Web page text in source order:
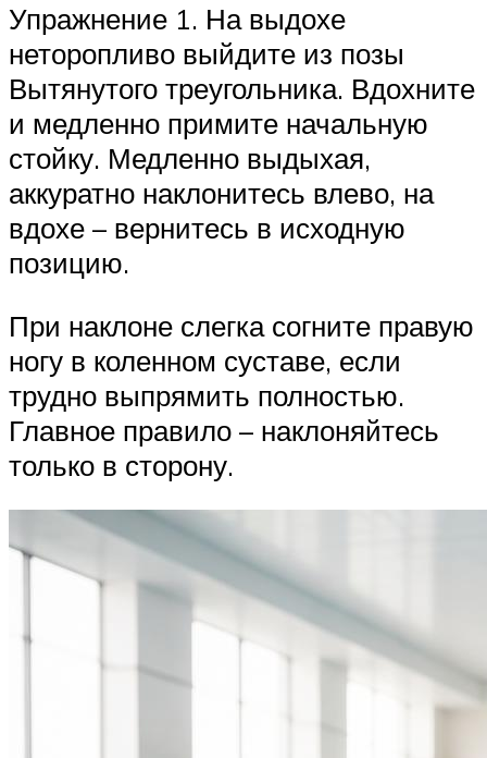
Упражнение 1. На выдохе
неторопливо выйдите из позы
Вытянутого треугольника. Вдохните
и медленно примите начальную
стойку. Медленно выдыхая,
аккуратно наклонитесь влево, на
вдохе – вернитесь в исходную
позицию.
При наклоне слегка согните правую
ногу в коленном суставе, если
трудно выпрямить полностью.
Главное правило – наклоняйтесь
только в сторону.